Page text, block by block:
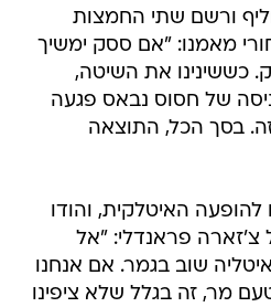
ורשם שתי החמצות
מאמנו: "אם ססק ימשיך
כששינינו את השיטה,
של חסוס נבאס פגעה
בסך הכל, התוצאה
האיטלקית, והודו
פראנדלי: "אל
שוב בגמר. אם אנחנו
מר, זה בגלל שלא ציפינו